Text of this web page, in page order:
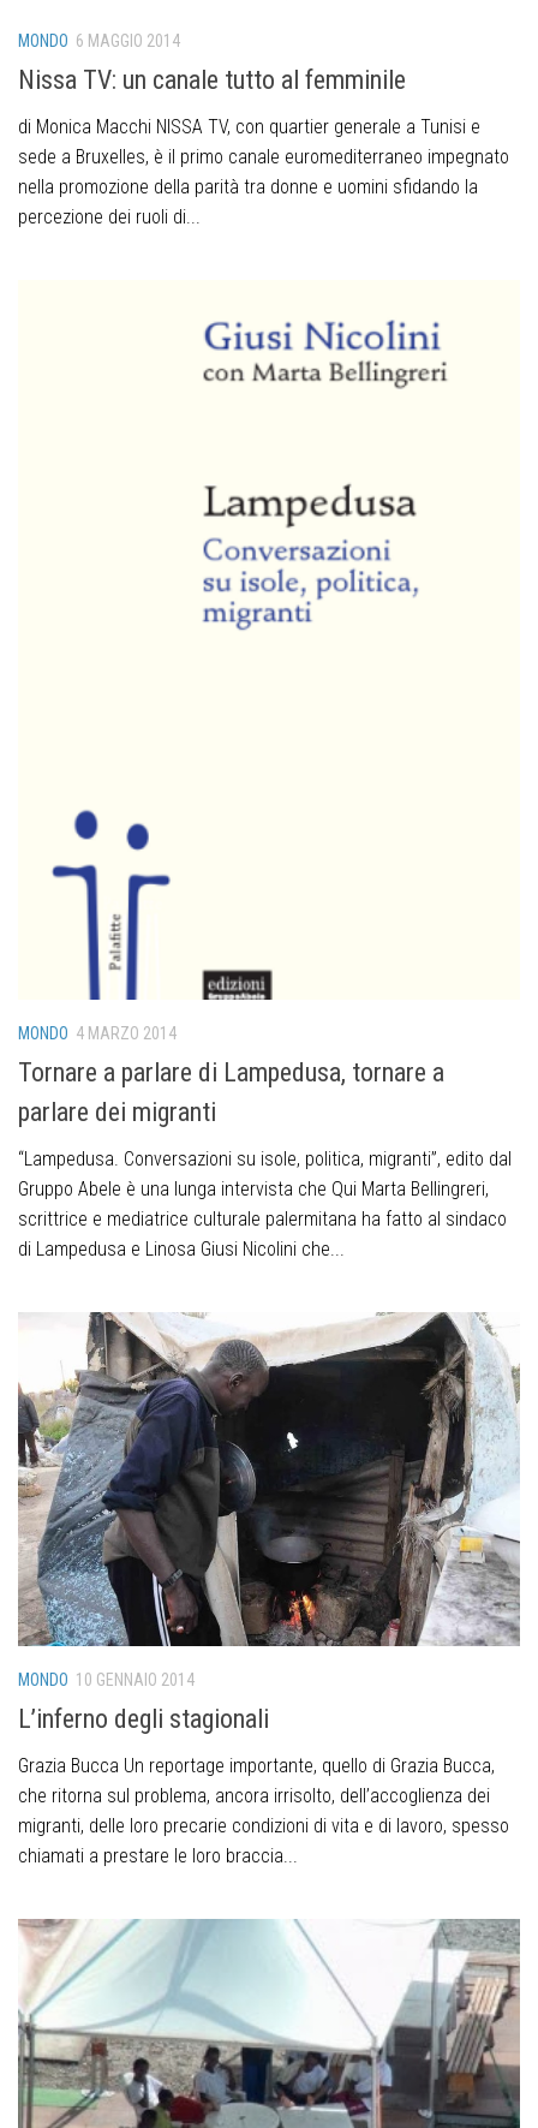
MONDO 6 MAGGIO 2014
Nissa TV: un canale tutto al femminile
di Monica Macchi NISSA TV, con quartier generale a Tunisi e
sede a Bruxelles, è il primo canale euromediterraneo impegnato
nella promozione della parità tra donne e uomini sfidando la
percezione dei ruoli di...
MONDO 4 MARZO 2014
Tornare a parlare di Lampedusa, tornare a
parlare dei migranti
“Lampedusa. Conversazioni su isole, politica, migranti”, edito dal
Gruppo Abele è una lunga intervista che Qui Marta Bellingreri,
scrittrice e mediatrice culturale palermitana ha fatto al sindaco
di Lampedusa e Linosa Giusi Nicolini che...
MONDO 10 GENNAIO 2014
L’inferno degli stagionali
Grazia Bucca Un reportage importante, quello di Grazia Bucca,
che ritorna sul problema, ancora irrisolto, dell’accoglienza dei
migranti, delle loro precarie condizioni di vita e di lavoro, spesso
chiamati a prestare le loro braccia...